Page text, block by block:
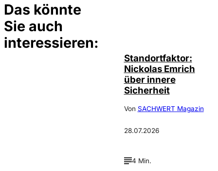
Das könnte
Sie auch
interessieren:
Standortfaktor:
Nickolas Emrich
über innere
Sicherheit
Von SACHWERT Magazin
28.07.2026
4 Min.